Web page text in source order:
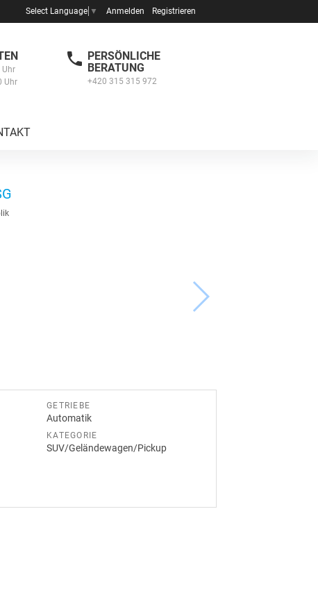
Anmelden Registrieren
Select Language ▼
Uhr
Uhr
PERSÖNLICHE
BERATUNG
+420 315 315 972
GETRIEBE
Automatik
KATEGORIE
SUV/Geländewagen/Pickup